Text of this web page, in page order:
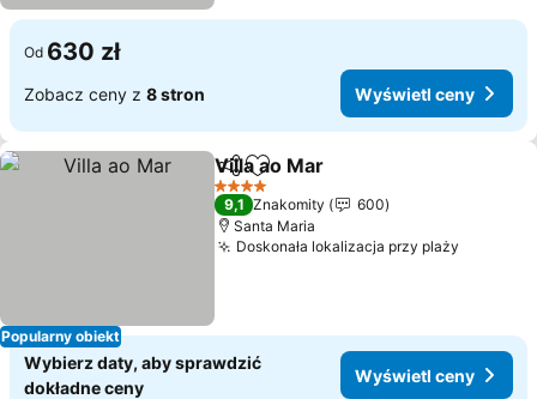
Od 630 zł
Zobacz ceny z 8 stron Wyświetl ceny
Popularny obiekt
Udostępnij
Dodaj do ulubionych
Villa ao Mar
4 Kategoria
9,1 Znakomity
600
Santa Maria
Doskonała lokalizacja przy plaży
Wybierz daty, aby sprawdzić
dokładne ceny
Wyświetl ceny